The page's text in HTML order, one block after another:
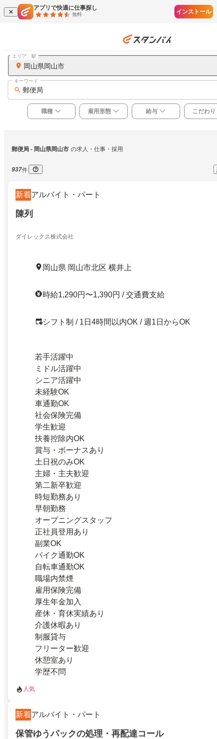
アプリで快適に仕事探し
無料 インストール
岡山県岡山市
エリア、駅
郵便局
キーワード
職種 雇用形態 給与 こだわり
郵便局 - 岡山県岡山市 の求人・仕事・採用
937件
新着アルバイト・パート
陳列
ダイレックス株式会社
岡山県 岡山市北区 横井上
時給1,290円〜1,390円 / 交通費支給
シフト制 / 1日4時間以内OK / 週1日からOK
若手活躍中
ミドル活躍中
シニア活躍中
未経験OK
車通勤OK
社会保険完備
学生歓迎
扶養控除内OK
賞与・ボーナスあり
土日祝のみOK
主婦・主夫歓迎
第二新卒歓迎
時短勤務あり
早朝勤務
オープニングスタッフ
正社員登用あり
副業OK
バイク通勤OK
自転車通勤OK
職場内禁煙
雇用保険完備
厚生年金加入
産休・育休実績あり
介護休暇あり
制服貸与
フリーター歓迎
休憩室あり
学歴不問
人気
新着アルバイト・パート
保管ゆうパックの処理・再配達コール